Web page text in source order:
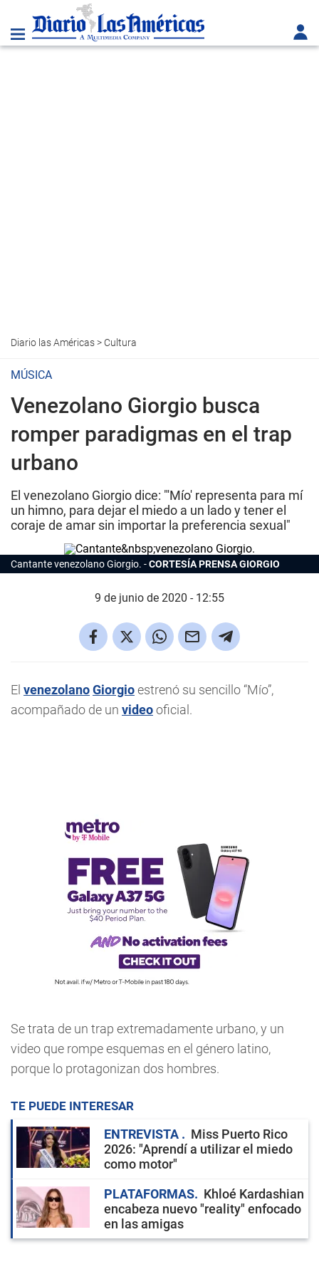
Diario las Américas> Cultura
MÚSICA
Venezolano Giorgio busca
romper paradigmas en el trap
urbano
El venezolano Giorgio dice: "'Mío' representa para mí
un himno, para dejar el miedo a un lado y tener el
coraje de amar sin importar la preferencia sexual"
Cantante venezolano Giorgio. CORTESÍA PRENSA GIORGIO
9 de junio de 2020 - 12:55
El venezolanoGiorgioestrenó su sencillo “Mío”,
acompañado de un videooficial.
Se trata de un trap extremadamente urbano, y un
video que rompe esquemas en el género latino,
porque lo protagonizan dos hombres.
TE PUEDE INTERESAR
ENTREVISTA
Miss Puerto Rico
2026: "Aprendí a utilizar el miedo
como motor"
PLATAFORMAS
Khloé Kardashian
encabeza nuevo "reality" enfocado
en las amigas